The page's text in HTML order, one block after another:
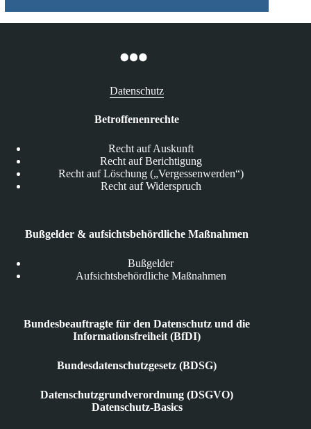
Persönlichkeitsrecht
Datenschutz
Betroffenenrechte
Recht auf Auskunft
Recht auf Berichtigung
Recht auf Löschung („Vergessenwerden“)
Recht auf Widerspruch
Bußgelder & aufsichtsbehördliche Maßnahmen
Bußgelder
Aufsichtsbehördliche Maßnahmen
Bundesbeauftragte für den Datenschutz und die
Informationsfreiheit (BfDI)
Bundesdatenschutzgesetz (BDSG)
Datenschutzgrundverordnung (DSGVO)
Datenschutz-Basics